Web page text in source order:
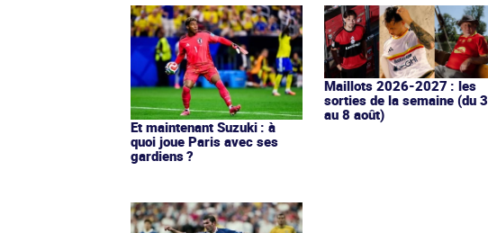
Et maintenant Suzuki : à
quoi joue Paris avec ses
gardiens ?
Maillots 2026-2027 : les
sorties de la semaine (du 3
au 8 août)